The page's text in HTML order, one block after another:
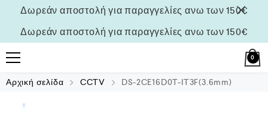
Δωρεάν αποστολή για παραγγελίες ανω των 150€
Δωρεάν αποστολή για παραγγελίες ανω των 150€
0
Αρχική σελίδα CCTV DS-2CE16D0T-IT3F(3.6mm)